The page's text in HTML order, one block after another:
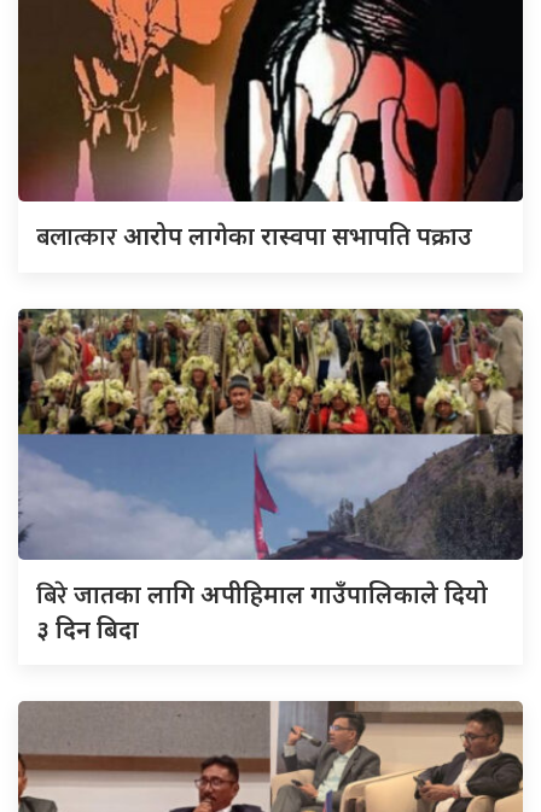
बलात्कारआरोप लागेका रास्वपा सभापति पक्राउ
बिरेजातका लागि अपीहिमाल गाउँपालिकाले दियो
३ दिन बिदा